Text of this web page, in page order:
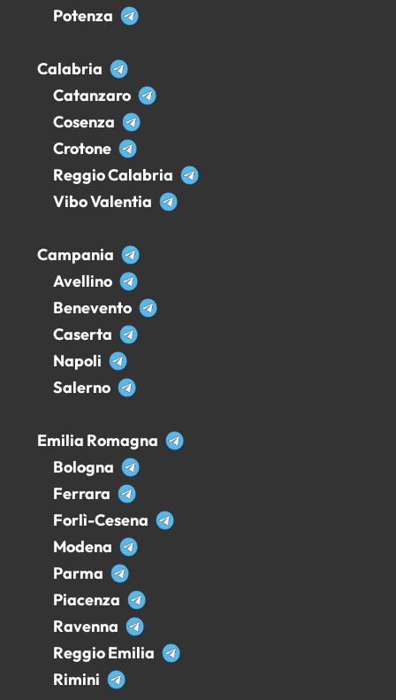
Potenza
Calabria
Catanzaro
Cosenza
Crotone
Reggio Calabria
Vibo Valentia
Campania
Avellino
Benevento
Caserta
Napoli
Salerno
Emilia Romagna
Bologna
Ferrara
Forlì-Cesena
Modena
Parma
Piacenza
Ravenna
Reggio Emilia
Rimini